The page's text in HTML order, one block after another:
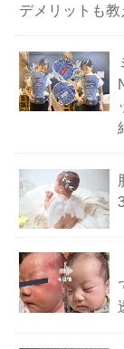
デメリットも教